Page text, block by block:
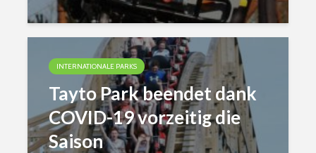
INTERNATIONALE PARKS
Tayto Park beendet dank
COVID-19 vorzeitig die
Saison